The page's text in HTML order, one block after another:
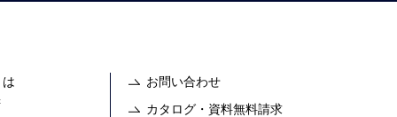
お問い合わせ
カタログ・資料無料請求